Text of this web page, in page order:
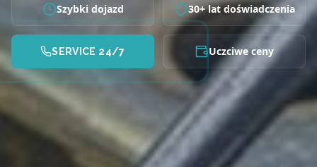
Szybki dojazd 30+ lat doświadczenia
SERVICE 24/7 Uczciwe ceny